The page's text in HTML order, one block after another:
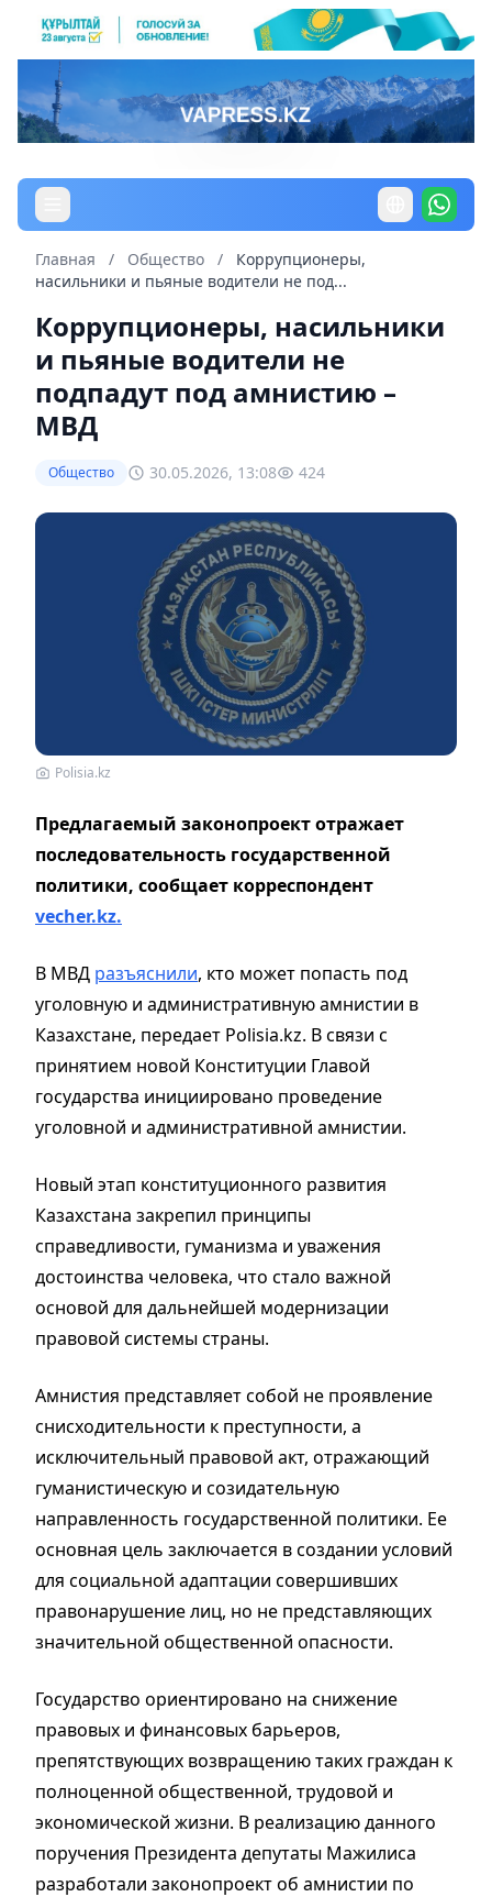
Главная / Общество /
Коррупционеры,
насильники и пьяные водители не под...
Коррупционеры, насильники
и пьяные водители не
подпадут под амнистию –
МВД
Общество 30.05.2026, 13:08 424
Polisia.kz
Предлагаемый законопроект отражает
последовательность государственной
политики, сообщает корреспондент
vecher.kz.
В МВД разъяснили, кто может попасть под
уголовную и административную амнистии в
Казахстане, передает Polisia.kz. В связи с
принятием новой Конституции Главой
государства инициировано проведение
уголовной и административной амнистии.
Новый этап конституционного развития
Казахстана закрепил принципы
справедливости, гуманизма и уважения
достоинства человека, что стало важной
основой для дальнейшей модернизации
правовой системы страны.
Амнистия представляет собой не проявление
снисходительности к преступности, а
исключительный правовой акт, отражающий
гуманистическую и созидательную
направленность государственной политики. Ее
основная цель заключается в создании условий
для социальной адаптации совершивших
правонарушение лиц, но не представляющих
значительной общественной опасности.
Государство ориентировано на снижение
правовых и финансовых барьеров,
препятствующих возвращению таких граждан к
полноценной общественной, трудовой и
экономической жизни. В реализацию данного
поручения Президента депутаты Мажилиса
разработали законопроект об амнистии по